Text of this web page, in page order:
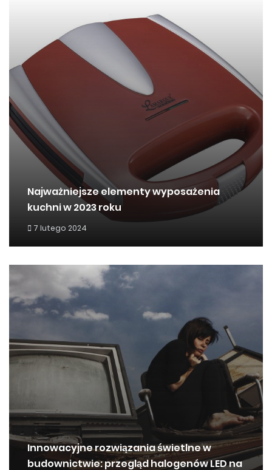
Najważniejsze elementy wyposażenia
kuchni w 2023 roku
7 lutego 2024
Innowacyjne rozwiązania świetlne w
budownictwie: przegląd halogenów LED na